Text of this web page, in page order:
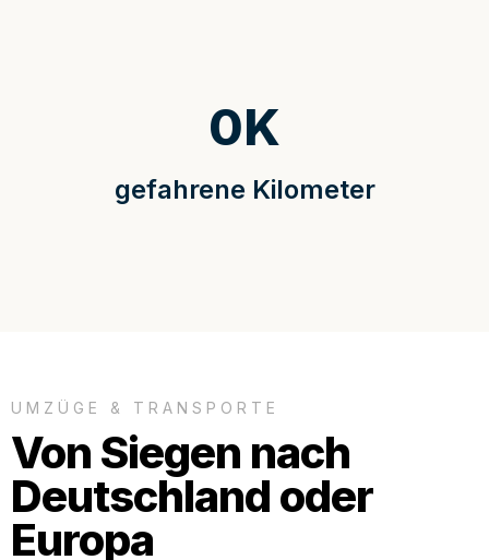
gefahrene Kilometer
0K
UMZÜGE & TRANSPORTE
Von Siegen nach
Deutschland oder
Europa